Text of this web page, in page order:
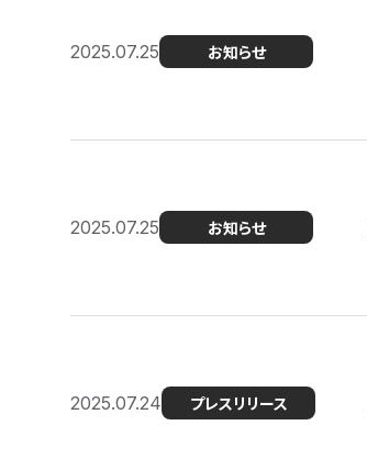
2025.07.25 お知らせ
2025.07.25 お知らせ
2025.07.24 プレスリリース